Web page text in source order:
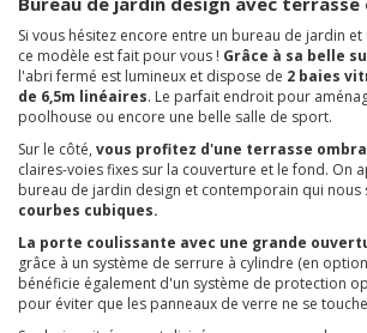
Si vous hésitez encore entre un bureau de jardin
ce modèle est fait pour vous ! Grâce à sa belle
l'abri fermé est lumineux et dispose de 2 baies
de 6,5m linéaires. Le parfait endroit pour
poolhouse ou encore une belle salle de sport.
Sur le côté, vous profitez d'une terrasse
claires-voies fixes sur la couverture et le fond. On
bureau de jardin design et contemporain qui nous
courbes cubiques.
La porte coulissante avec une grande
grâce à un système de serrure à cylindre (en
bénéficie également d'un système de protection
pour éviter que les panneaux de verre ne se